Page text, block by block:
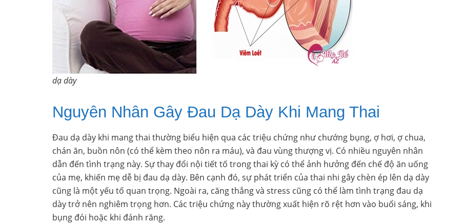
dạ dày
Nguyên Nhân Gây Đau Dạ Dày Khi Mang Thai
Đau dạ dày khi mang thai thường biểu hiện qua các triệu chứng như chướng bụng, ợ hơi, ợ chua,
chán ăn, buồn nôn (có thể kèm theo nôn ra máu), và đau vùng thượng vị. Có nhiều nguyên nhân
dẫn đến tình trạng này. Sự thay đổi nội tiết tố trong thai kỳ có thể ảnh hưởng đến chế độ ăn uống
của mẹ, khiến mẹ dễ bị đau dạ dày. Bên cạnh đó, sự phát triển của thai nhi gây chèn ép lên dạ dày
cũng là một yếu tố quan trọng. Ngoài ra, căng thẳng và stress cũng có thể làm tình trạng đau dạ
dày trở nên nghiêm trọng hơn. Các triệu chứng này thường xuất hiện rõ rệt hơn vào buổi sáng, khi
bụng đói hoặc khi đánh răng.